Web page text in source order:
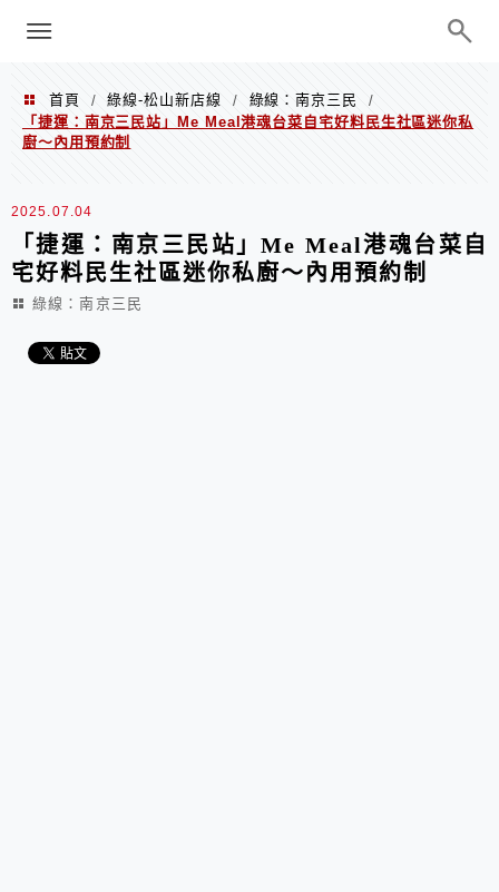
巧、世界走透透
menu
首頁 / 綠線-松山新店線 / 綠線：南京三民
/
「捷運：南京三民站」Me Meal港魂台菜自宅好料民生社區迷你私
廚～內用預約制
2025.07.04
「捷運：南京三民站」Me Meal港魂台菜自
宅好料民生社區迷你私廚～內用預約制
綠線：南京三民